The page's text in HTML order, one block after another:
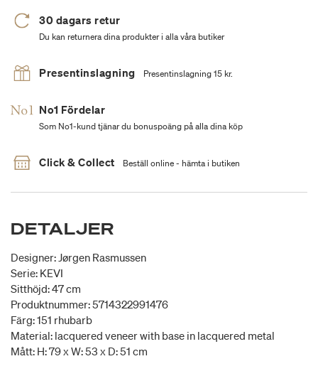
30 dagars retur
Du kan returnera dina produkter i alla våra butiker
Presentinslagning Presentinslagning 15 kr.
No1 Fördelar
Som No1-kund tjänar du bonuspoäng på alla dina köp
Click & Collect Beställ online - hämta i butiken
DETALJER
Designer: Jørgen Rasmussen
Serie: KEVI
Sitthöjd: 47 cm
Produktnummer: 5714322991476
Färg: 151 rhubarb
Material: lacquered veneer with base in lacquered metal
Mått: H: 79 x W: 53 x D: 51 cm